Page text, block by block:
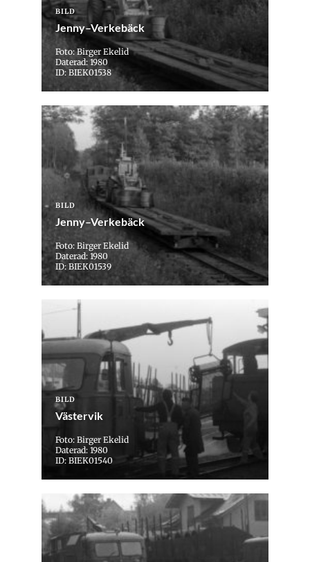
BILD
Jenny–Verkebäck
Foto: Birger Ekelid
Daterad: 1980
ID: BIEK01538
BILD
Jenny–Verkebäck
Foto: Birger Ekelid
Daterad: 1980
ID: BIEK01539
BILD
Västervik
Foto: Birger Ekelid
Daterad: 1980
ID: BIEK01540